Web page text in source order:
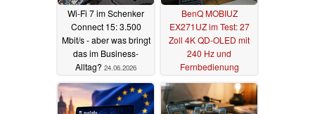
Unternehmen besteht. Die gesamte Verarbeitung bleibt zu 100 % in
der EU, und Nutzerdaten werden niemals für das Training von KI-
Modellen verwendet.
eustella in der souveränen IONOS CLOUD
eustella baut auf Servern von IONOS CLOUD in Berlin, Frankfurt und
Wi-Fi 7 im Schenker
Connect 15: 3.500
Mbit/s - aber was bringt
das im Business-
Alltag? 24.06.2026
BenQ MOBIUZ
EX271UZ im Test: 27
Zoll 4K QD-OLED mit
240 Hz und
Fernbedienung
19.06.2026